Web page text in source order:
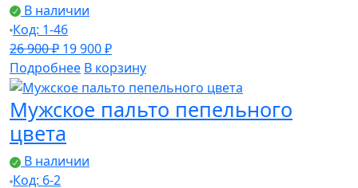
В наличии
Код: 1-46
26 900₽ Первоначальная
цена
составляла
26
900 ₽.
19 900₽Текущая
цена:
19
900 ₽.
Подробнее В корзину
Мужское пальто пепельного
цвета
В наличии
Код: 6-2